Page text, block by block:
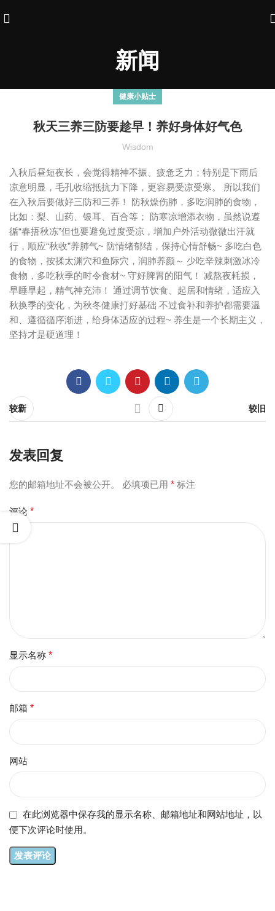
新闻
健康小贴士
秋天三养三防要趁早！养好身体好气色
Wisdom
入秋后昼短夜长，会觉得精神不振、疲惫乏力；特别是下雨后
凉意明显，毛孔收缩抵抗力下降，更容易受凉受寒。 所以我们
在入秋后要做好三防和三养！ 防秋燥伤肺，多吃润肺的食物，
比如：梨、山药、银耳、百合等； 防寒凉增添衣物，虽然说遵
循“春捂秋冻”但也要避免过度受凉，增加户外活动微微出汗就
行，顺应“秋收”养肺气~ 防情绪郁结，保持心情舒畅~ 多吃白色
的食物，按揉太渊穴和鱼际穴，润肺养颜～ 少吃辛辣刺激冰冷
食物，多吃秋季的时令食材~ 守好脾胃的阳气！ 减熬夜耗损，
早睡早起，精气神充沛！ 通过调节饮食、起居和情绪，适应入
秋换季的变化，为秋冬健康打好基础 不过食补和养护都需要温
和、遵循循序渐进，给身体适应的过程~ 养生是一个长期主义，
坚持才是硬道理！
较新 较旧
发表回复
您的邮箱地址不会被公开。 必填项已用 * 标注
评论 *
显示名称 *
邮箱 *
网站
在此浏览器中保存我的显示名称、邮箱地址和网站地址，以
便下次评论时使用。